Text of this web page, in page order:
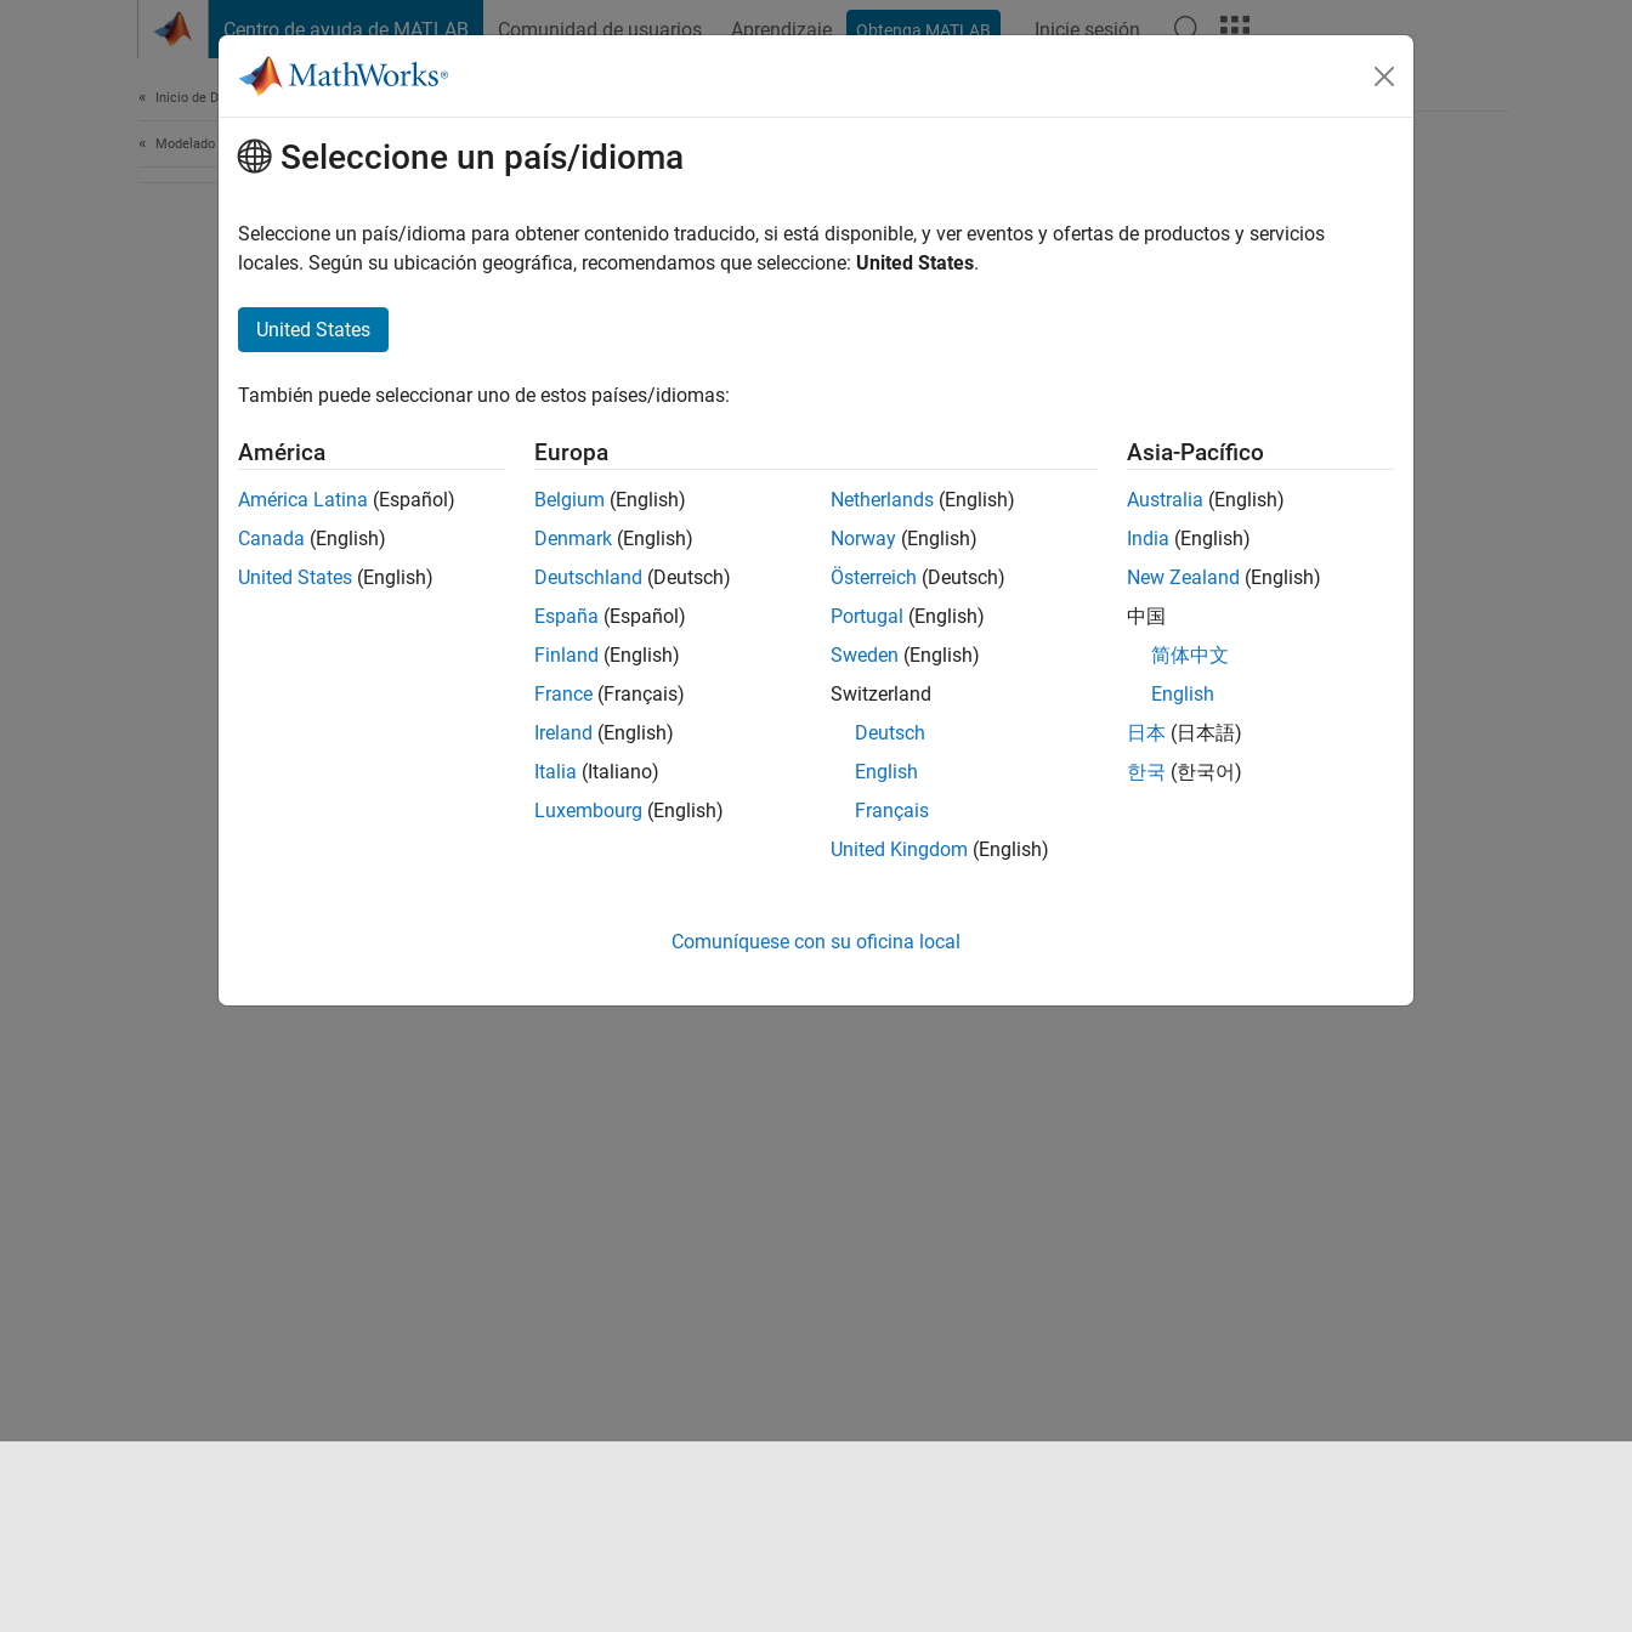
Centro de ayuda de MATLAB Comunidad de usuarios Aprendizaje Obtenga MATLAB Inicie sesión
Inicio de Documentación
Modelado basado en eventos
¿Qué tan útil fue esta traducción?
Seleccione un país/idioma
Seleccione un país/idioma para obtener contenido traducido, si está disponible, y ver eventos y ofertas de productos y servicios
locales. Según su ubicación geográfica, recomendamos que seleccione: United States.
United States
También puede seleccionar uno de estos países/idiomas:
América
América Latina (Español)
Canada (English)
United States (English)
Europa
Belgium (English)
Denmark (English)
Deutschland (Deutsch)
España (Español)
Finland (English)
France (Français)
Ireland (English)
Italia (Italiano)
Luxembourg (English)
Netherlands (English)
Norway (English)
Österreich (Deutsch)
Portugal (English)
Sweden (English)
Switzerland
Deutsch
English
Français
United Kingdom (English)
Asia-Pacífico
Australia (English)
India (English)
New Zealand (English)
中国
简体中文
English
日本 (日本語)
한국 (한국어)
Comuníquese con su oficina local